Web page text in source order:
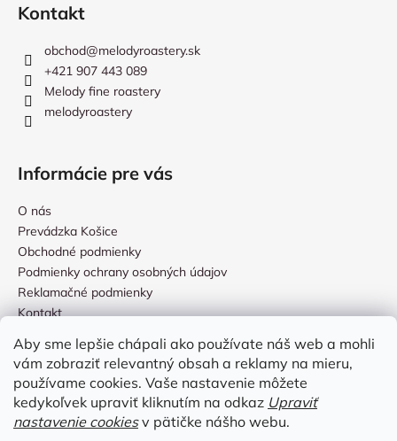
Aby sme lepšie chápali ako používate náš web a mohli
vám zobraziť relevantný obsah a reklamy na mieru,
používame cookies. Vaše nastavenie môžete
kedykoľvek upraviť kliknutím na odkaz Upraviť
nastavenie cookies v pätičke nášho webu.
Kontakt
obchod@melodyroastery.sk
+421 907 443 089
Melody fine roastery
melodyroastery
Informácie pre vás
O nás
Prevádzka Košice
Obchodné podmienky
Podmienky ochrany osobných údajov
Reklamačné podmienky
Kontakt
Prijímame online platby